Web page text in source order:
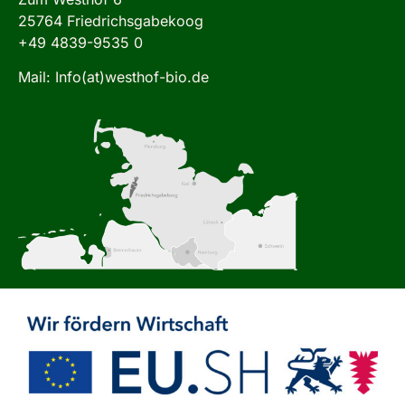
25764 Friedrichsgabekoog
+49 4839-9535 0
Mail: Info(at)westhof-bio.de